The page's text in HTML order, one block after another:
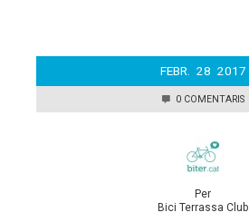
FEBR. 28 2017
0 COMENTARIS
Per
Bici Terrassa Club